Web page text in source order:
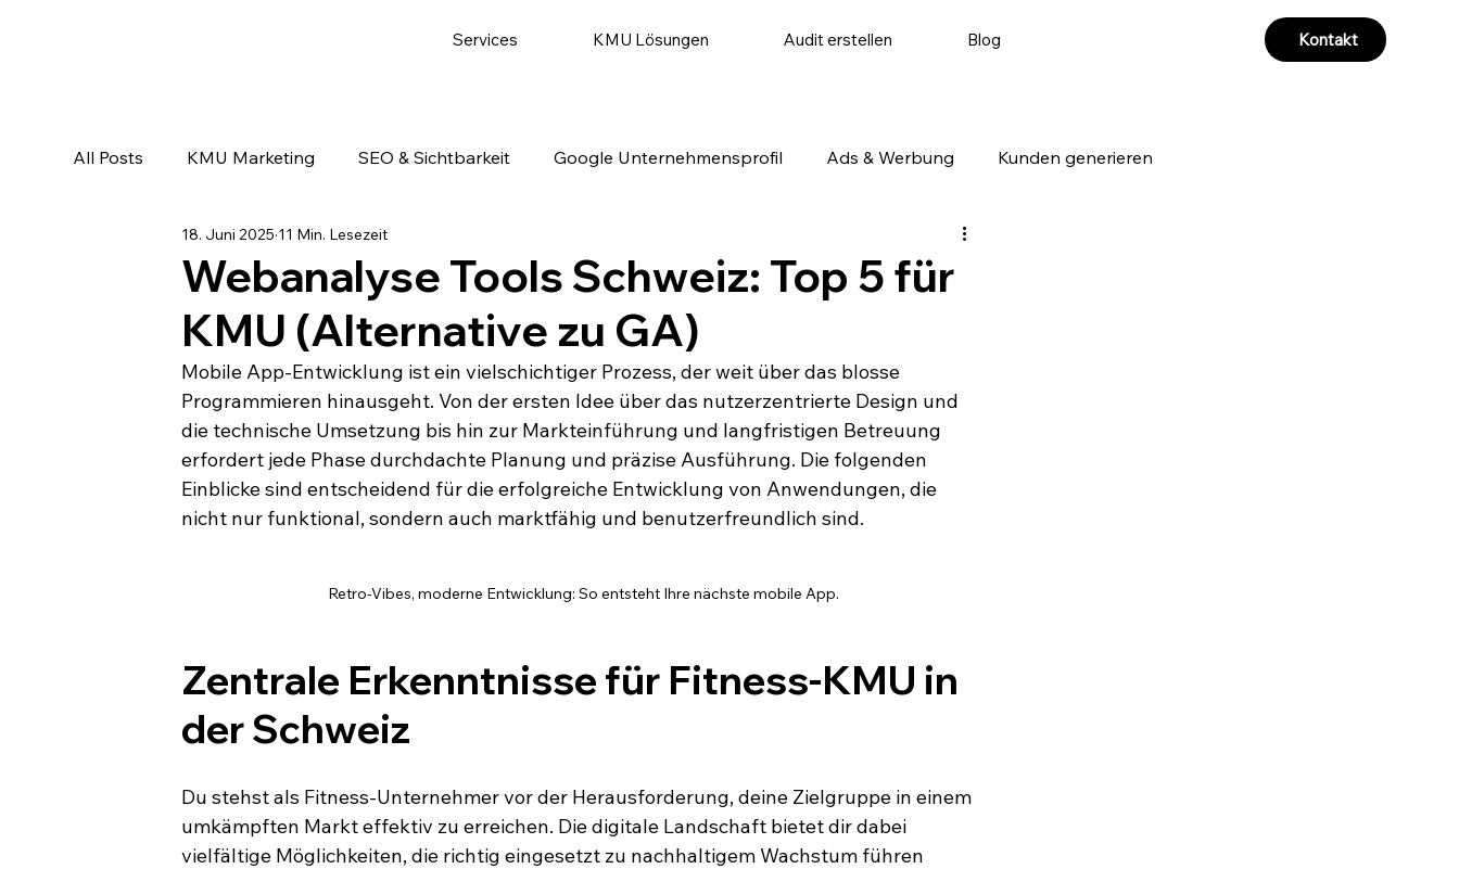
Services KMU Lösungen Audit erstellen Blog Kontakt
All Posts KMU Marketing SEO & Sichtbarkeit Google Unternehmensprofil Ads & Werbung Kunden generieren
Email-Marketing & Lead Nurturing Social Media & Videoproduktion
Webanalyse Tools Schweiz: Top 5 für
KMU (Alternative zu GA)
18. Juni 2025 11 Min. Lesezeit
Mobile App-Entwicklung ist ein vielschichtiger Prozess, der weit über das blosse
Programmieren hinausgeht. Von der ersten Idee über das nutzerzentrierte Design und
die technische Umsetzung bis hin zur Markteinführung und langfristigen Betreuung
erfordert jede Phase durchdachte Planung und präzise Ausführung. Die folgenden
Einblicke sind entscheidend für die erfolgreiche Entwicklung von Anwendungen, die
nicht nur funktional, sondern auch marktfähig und benutzerfreundlich sind.
Retro-Vibes, moderne Entwicklung: So entsteht Ihre nächste mobile App.
Zentrale Erkenntnisse für Fitness-KMU in
der Schweiz
Du stehst als Fitness-Unternehmer vor der Herausforderung, deine Zielgruppe in einem
umkämpften Markt effektiv zu erreichen. Die digitale Landschaft bietet dir dabei
vielfältige Möglichkeiten, die richtig eingesetzt zu nachhaltigem Wachstum führen